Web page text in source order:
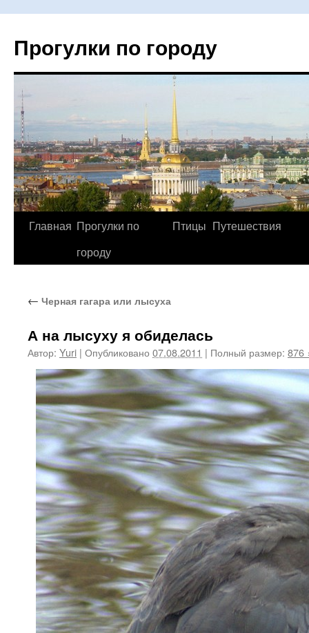
Прогулки по городу
Перейти
Главная Прогулки по
городу
Птицы Путешествия
← Черная гагара или лысуха
А на лысуху я обиделась
Автор: Yuri | Опубликовано 07.08.2011 | Полный размер: 876